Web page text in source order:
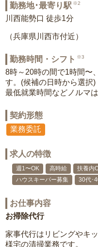
勤務地･最寄り駅 ※2
川西能勢口 徒歩1分
（兵庫県川西市付近）
勤務時間・シフト ※3
8時～20時の間で1時間〜
す。(候補の日時から選択)
最低就業時間などノルマ
契約形態
業務委託
求人の特徴
週1〜OK 高時給 扶養内
ハウスキーパー募集
30代･
お仕事内容
お掃除代行
家事代行はリビングやキ
様宅の清掃業務です。